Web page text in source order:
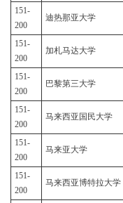
151-
200
迪热那亚大学
151-
200
加札马达大学
151-
200
巴黎第三大学
151-
200
马来西亚国民大学
151-
200
马来亚大学
151-
200
马来西亚博特拉大学